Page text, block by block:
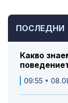
ПОСЛЕДНИ
Какво
09:55 •